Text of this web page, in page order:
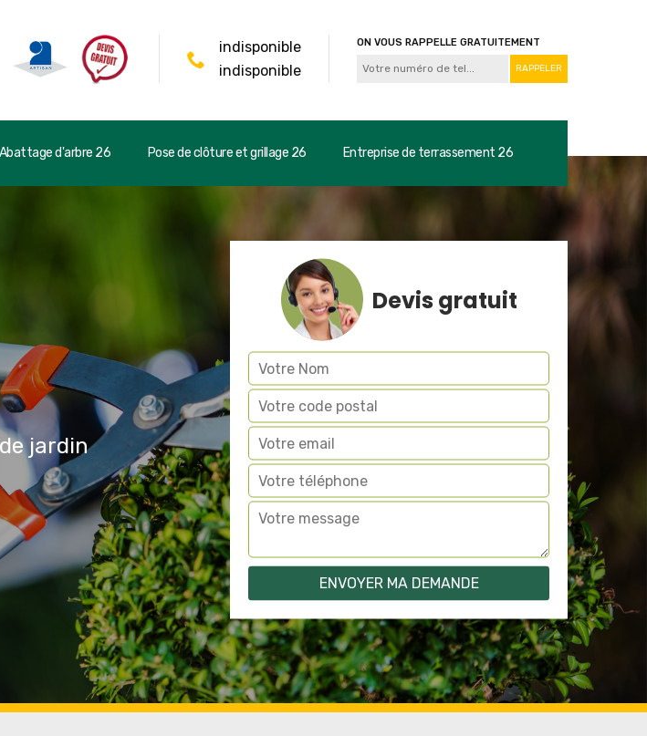
indisponible
indisponible
ON VOUS RAPPELLE GRATUITEMENT
Abattage d'arbre 26 Pose de clôture et grillage 26 Entreprise de terrassement 26
jardin
Devis gratuit